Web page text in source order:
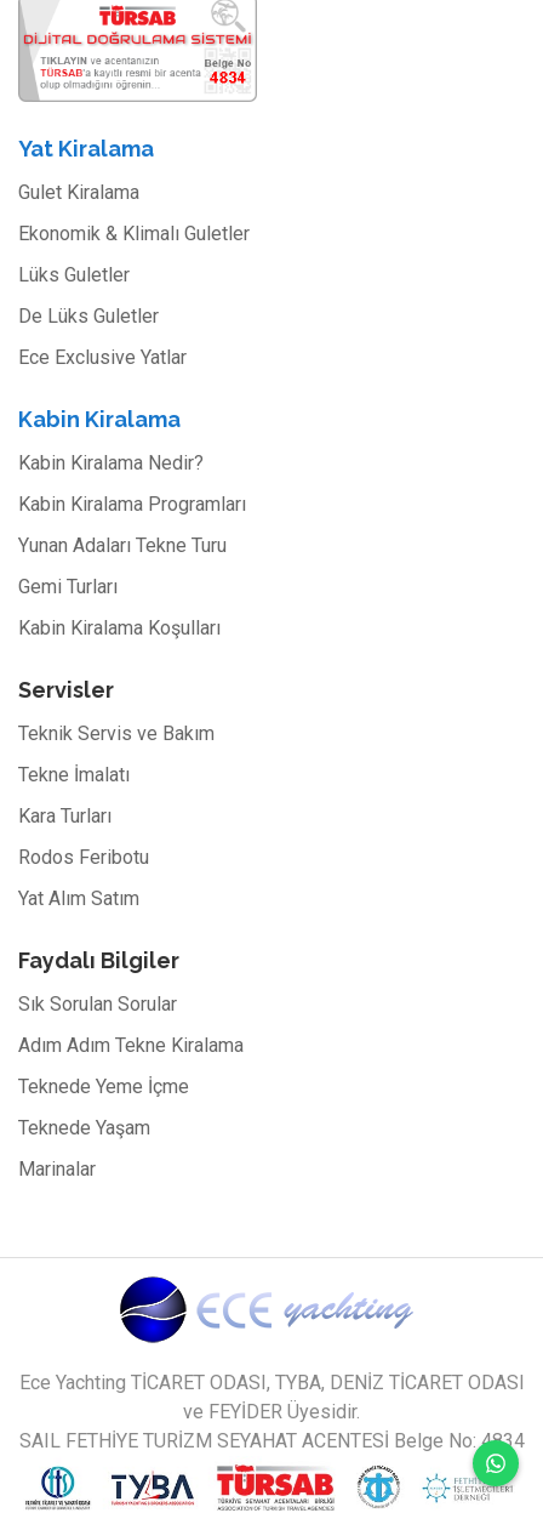
Yat Kiralama
Gulet Kiralama
Ekonomik & Klimalı Guletler
Lüks Guletler
De Lüks Guletler
Ece Exclusive Yatlar
Kabin Kiralama
Kabin Kiralama Nedir?
Kabin Kiralama Programları
Yunan Adaları Tekne Turu
Gemi Turları
Kabin Kiralama Koşulları
Servisler
Teknik Servis ve Bakım
Tekne İmalatı
Kara Turları
Rodos Feribotu
Yat Alım Satım
Faydalı Bilgiler
Sık Sorulan Sorular
Adım Adım Tekne Kiralama
Teknede Yeme İçme
Teknede Yaşam
Marinalar
Ece Yachting TİCARET ODASI, TYBA, DENİZ TİCARET ODASI
ve FEYİDER Üyesidir.
SAIL FETHİYE TURİZM SEYAHAT ACENTESİ Belge No: 4834